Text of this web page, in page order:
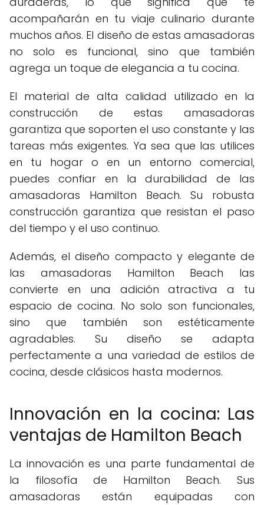
acompañarán en tu viaje culinario durante
muchos años. El diseño de estas amasadoras
no solo es funcional, sino que también
agrega un toque de elegancia a tu cocina.
El material de alta calidad utilizado en la
construcción de estas amasadoras
garantiza que soporten el uso constante y las
tareas más exigentes. Ya sea que las utilices
en tu hogar o en un entorno comercial,
puedes confiar en la durabilidad de las
amasadoras Hamilton Beach. Su robusta
construcción garantiza que resistan el paso
del tiempo y el uso continuo.
Además, el diseño compacto y elegante de
las amasadoras Hamilton Beach las
convierte en una adición atractiva a tu
espacio de cocina. No solo son funcionales,
sino que también son estéticamente
agradables. Su diseño se adapta
perfectamente a una variedad de estilos de
cocina, desde clásicos hasta modernos.
Innovación en la cocina: Las
ventajas de Hamilton Beach
La innovación es una parte fundamental de
la filosofía de Hamilton Beach. Sus
amasadoras están equipadas con